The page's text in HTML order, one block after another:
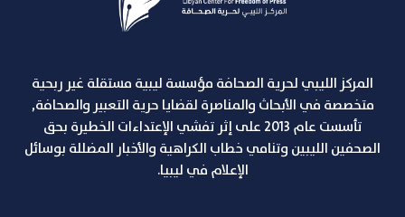
المركز الليبي لحرية الصحافة مؤسسة ليبية مستقلة غير ربحية
متخصصة في الأبحاث والمناصرة لقضايا حرية التعبير والصحافة,
تأسست عام 2013 على إثر تفشي الإعتداءات الخطيرة بحق
الصحفين الليبين وتنامي خطاب الكراهية والأخبار المضللة بوسائل
الإعلام في ليبيا.